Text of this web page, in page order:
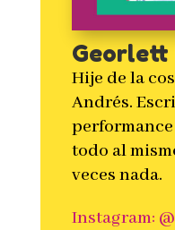
Georlett
Hije de la
Andrés.
todo al
veces nada.
Instagram: